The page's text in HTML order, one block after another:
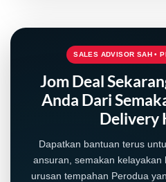
SALES ADVISOR SAH •
Jom Deal
Anda Dari
Delivery
Dapatkan bantuan terus
ansuran, semakan
urusan tempahan Perodua